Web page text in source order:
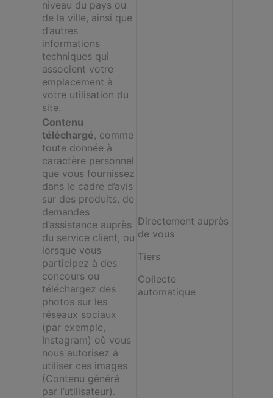
niveau du pays ou
de la ville, ainsi que
d’autres
informations
techniques qui
associent votre
emplacement à
votre utilisation du
site.
Contenu
téléchargé, comme
toute donnée à
caractère personnel
que vous fournissez
dans le cadre d’avis
sur des produits, de
demandes
d’assistance auprès
du service client, ou
lorsque vous
participez à des
concours ou
téléchargez des
photos sur les
réseaux sociaux
(par exemple,
Instagram) où vous
nous autorisez à
utiliser ces images
(Contenu généré
par l’utilisateur).
Directement auprès
de vous
Tiers
Collecte
automatique